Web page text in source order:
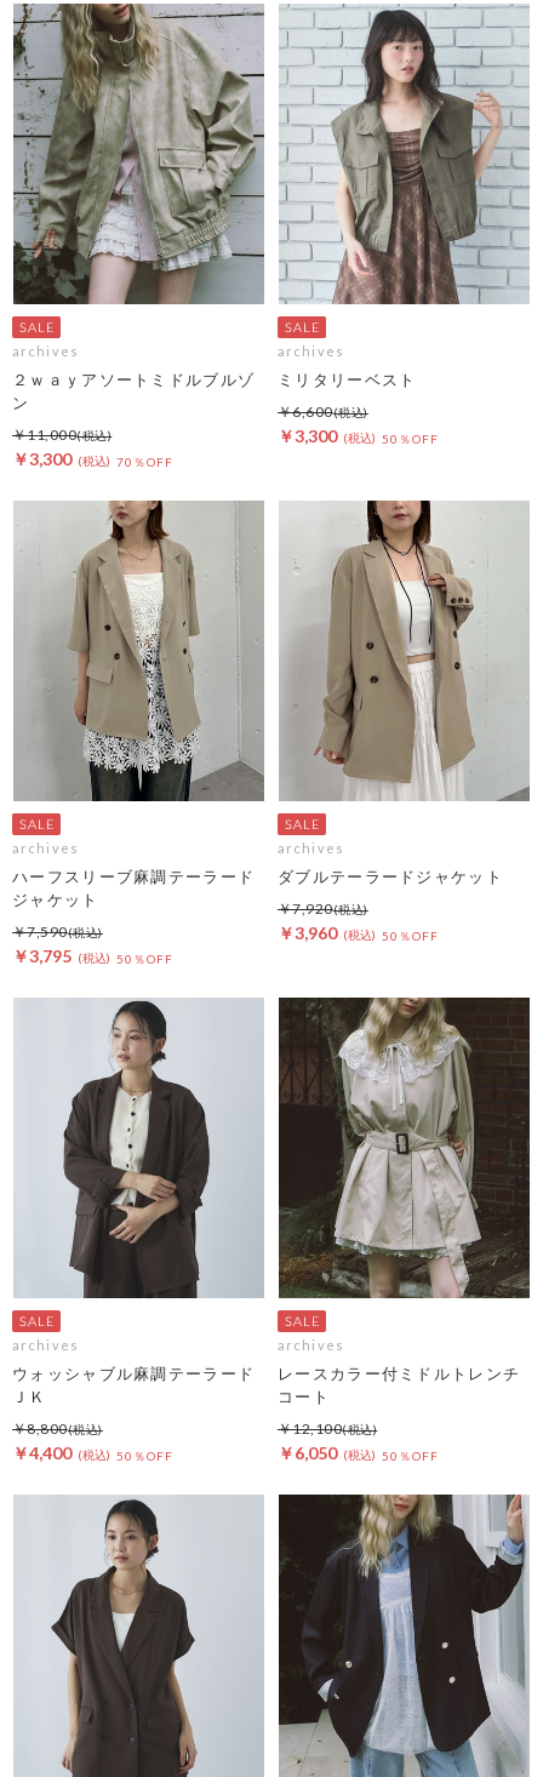
archives
２ｗａｙアソートミドルブルゾ
ン
￥3,300 70％OFF
￥11,000
archives
ミリタリーベスト
￥3,300 50％OFF
￥6,600
archives
ハーフスリーブ麻調テーラード
ジャケット
￥3,795 50％OFF
￥7,590
archives
ダブルテーラードジャケット
￥3,960 50％OFF
￥7,920
archives
ウォッシャブル麻調テーラード
ＪＫ
￥4,400 50％OFF
￥8,800
archives
レースカラー付ミドルトレンチ
コート
￥6,050 50％OFF
￥12,100